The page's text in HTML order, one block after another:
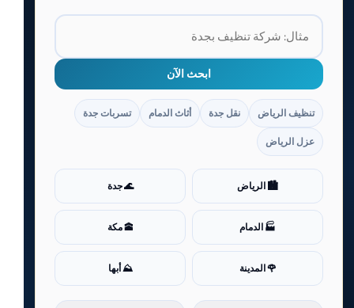
ابحث الآن
تنظيف الرياض نقل جدة أثاث الدمام تسربات جدة
عزل الرياض
🏙️ الرياض 🌊 جدة
🏭 الدمام 🕋 مكة
🌹 المدينة ⛰️ أبها